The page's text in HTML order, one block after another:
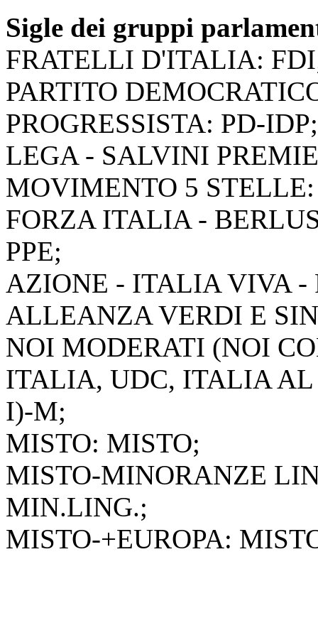
Sigle dei gruppi
FRATELLI D'ITALIA:
PARTITO
PROGRESSISTA: PD-IDP;
LEGA - SALVINI
MOVIMENTO 5
FORZA ITALIA -
PPE;
AZIONE - ITALIA VIVA -
ALLEANZA VERDI E
NOI MODERATI (NOI
ITALIA, UDC, ITALIA
I)-M;
MISTO: MISTO;
MISTO-MINORANZE
MIN.LING.;
MISTO-+EUROPA: